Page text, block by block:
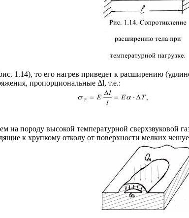
1.14), то его нагрев приведет к расширению
пропорциональные Δl, т.е.:
на породу высокой температурной сверхзвуковой
к хрупкому отколу от поверхности мелких